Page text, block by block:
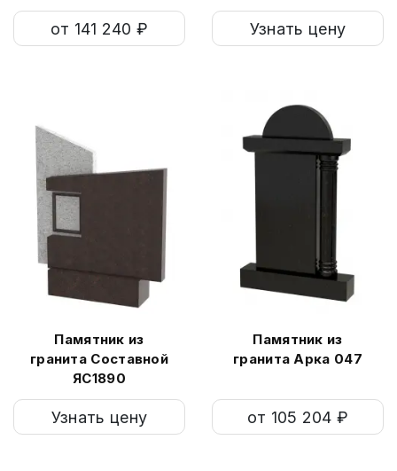
от 141 240 ₽ Узнать цену
Памятник из
гранита Составной
ЯС1890
Узнать цену
Памятник из
гранита Арка 047
от 105 204 ₽